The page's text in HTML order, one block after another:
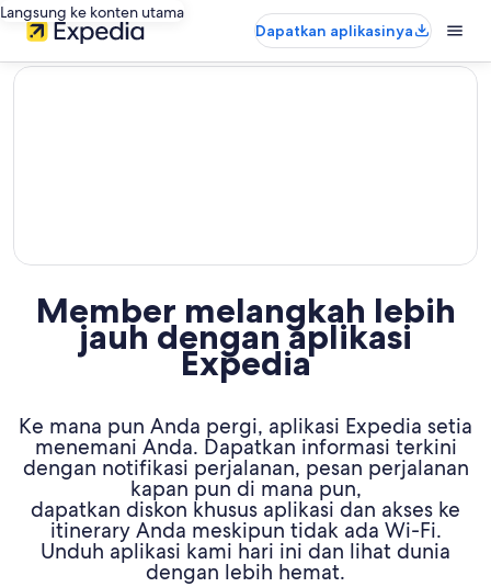
Langsung ke konten utama
Dapatkan aplikasinya
editorial
Member melangkah lebih
jauh dengan aplikasi
Expedia
Ke mana pun Anda pergi, aplikasi Expedia setia
menemani Anda. Dapatkan informasi terkini
dengan notifikasi perjalanan, pesan perjalanan
kapan pun di mana pun,
dapatkan diskon khusus aplikasi dan akses ke
itinerary Anda meskipun tidak ada Wi-Fi.
Unduh aplikasi kami hari ini dan lihat dunia
dengan lebih hemat.